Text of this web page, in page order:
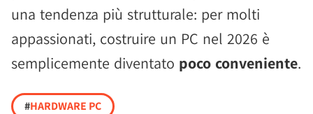
una tendenza più strutturale: per molti
appassionati, costruire un PC nel 2026 è
semplicemente diventato poco conveniente.
#HARDWARE PC